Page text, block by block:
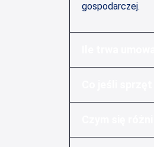
gospodarczej.